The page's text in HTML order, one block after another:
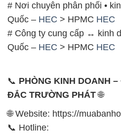
# Nơi chuyên phân phối •
Quốc – HEC > HPMC HEC
# Công ty cung cấp ↔ kinh
Quốc – HEC > HPMC HEC
📞 PHÒNG KINH DOANH
ĐẮC TRƯỜNG PHÁT🌐
🌐 Website: https://
📞 Hotline: